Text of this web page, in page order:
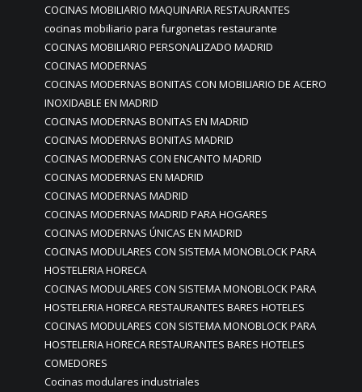
COCINAS MOBILIARIO MAQUINARIA RESTAURANTES
cocinas mobiliario para furgonetas restaurante
COCINAS MOBILIARIO PERSONALIZADO MADRID
COCINAS MODERNAS
COCINAS MODERNAS BONITAS CON MOBILIARIO DE ACERO
INOXIDABLE EN MADRID
COCINAS MODERNAS BONITAS EN MADRID
COCINAS MODERNAS BONITAS MADRID
COCINAS MODERNAS CON ENCANTO MADRID
COCINAS MODERNAS EN MADRID
COCINAS MODERNAS MADRID
COCINAS MODERNAS MADRID PARA HOGARES
COCINAS MODERNAS ÚNICAS EN MADRID
COCINAS MODULARES CON SISTEMA MONOBLOCK PARA
HOSTELERIA HORECA
COCINAS MODULARES CON SISTEMA MONOBLOCK PARA
HOSTELERIA HORECA RESTAURANTES BARES HOTELES
COCINAS MODULARES CON SISTEMA MONOBLOCK PARA
HOSTELERIA HORECA RESTAURANTES BARES HOTELES
COMEDORES
Cocinas modulares industriales